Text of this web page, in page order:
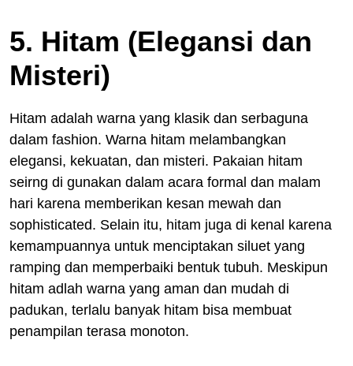
5. Hitam (Elegansi dan
Misteri)
Hitam adalah warna yang klasik dan serbaguna
dalam fashion. Warna hitam melambangkan
elegansi, kekuatan, dan misteri. Pakaian hitam
seirng di gunakan dalam acara formal dan malam
hari karena memberikan kesan mewah dan
sophisticated. Selain itu, hitam juga di kenal karena
kemampuannya untuk menciptakan siluet yang
ramping dan memperbaiki bentuk tubuh. Meskipun
hitam adlah warna yang aman dan mudah di
padukan, terlalu banyak hitam bisa membuat
penampilan terasa monoton.